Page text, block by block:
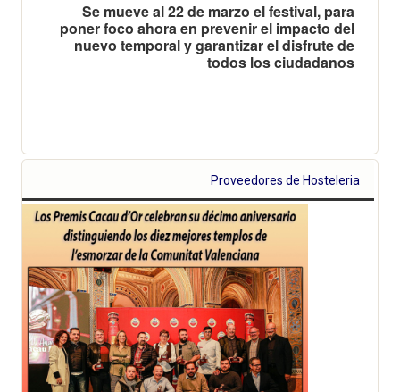
Se mueve al 22 de marzo el festival, para
poner foco ahora en prevenir el impacto del
nuevo temporal y garantizar el disfrute de
todos los ciudadanos
Proveedores de Hosteleria